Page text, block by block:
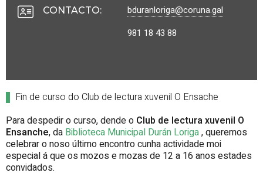
CONTACTO:
bduranloriga@coruna.gal
981 18 43 88
Fin de curso do Club de lectura xuvenil O Ensache
Para despedir o curso, dende o Club de lectura xuvenil O
Ensanche, da Biblioteca Municipal Durán Loriga, queremos
celebrar o noso último encontro cunha actividade moi
especial á que os mozos e mozas de 12 a 16 anos estades
convidados.